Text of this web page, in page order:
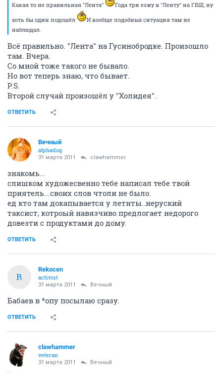
Какая то не правильная "Лента"
Года три езжу в "Ленту" на ГБШ, ну
хоть бы один подошёл
И вообще подобных ситуация там не
наблюдал.
Всё правильно. "Лента" на Гусинобродке. Произошло
там. Вчера.
Со мной тоже такого не бывало.
Но вот теперь знаю, что бывает.
P.S.
Второй случай произошёл у "Холидея".
ОТВЕТИТЬ
Вечный
alphadog
31 марта 2011 clawhammer
знакомь...
слишком художесвенно тебе написал тебе твой
приятель...своих слов чтоли не было.
ед кто там докапывается у летнты..неруский
таксист, котроый навязчиво предлогает недорого
довезти с продуктами до дому.
ОТВЕТИТЬ
R
Rekocen
activist
31 марта 2011 Вечный
Бабаев в *опу посылаю сразу.
ОТВЕТИТЬ
clawhammer
veteran
31 марта 2011 Вечный